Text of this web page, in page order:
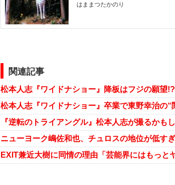
はままつたかのり
関連記事
松本人志『ワイドナショー』降板はフジの願望
松本人志『ワイドナショー』卒業で東野幸治の“
『逆転のトライアングル』松本人志が撮るかも
ニューヨーク嶋佐和也、チュロスの地位が低す
EXIT兼近大樹に同情の理由「芸能界にはもっと